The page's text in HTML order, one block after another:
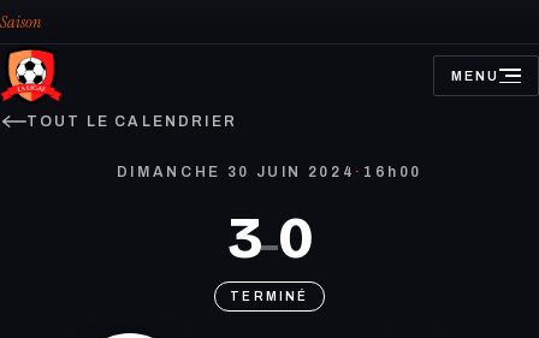
Saison
MENU
OUVRIR
LE
TOUT LE CALENDRIER
DIMANCHE 30 JUIN 2024 · 16h00
3–0
TERMINÉ